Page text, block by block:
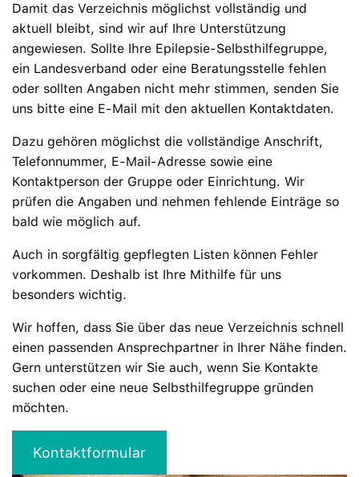
Damit das Verzeichnis möglichst vollständig und
aktuell bleibt, sind wir auf Ihre Unterstützung
angewiesen. Sollte Ihre Epilepsie-Selbsthilfegruppe,
ein Landesverband oder eine Beratungsstelle fehlen
oder sollten Angaben nicht mehr stimmen, senden Sie
uns bitte eine E-Mail mit den aktuellen Kontaktdaten.
Dazu gehören möglichst die vollständige Anschrift,
Telefonnummer, E-Mail-Adresse sowie eine
Kontaktperson der Gruppe oder Einrichtung. Wir
prüfen die Angaben und nehmen fehlende Einträge so
bald wie möglich auf.
Auch in sorgfältig gepflegten Listen können Fehler
vorkommen. Deshalb ist Ihre Mithilfe für uns
besonders wichtig.
Wir hoffen, dass Sie über das neue Verzeichnis schnell
einen passenden Ansprechpartner in Ihrer Nähe finden.
Gern unterstützen wir Sie auch, wenn Sie Kontakte
suchen oder eine neue Selbsthilfegruppe gründen
möchten.
Kontaktformular